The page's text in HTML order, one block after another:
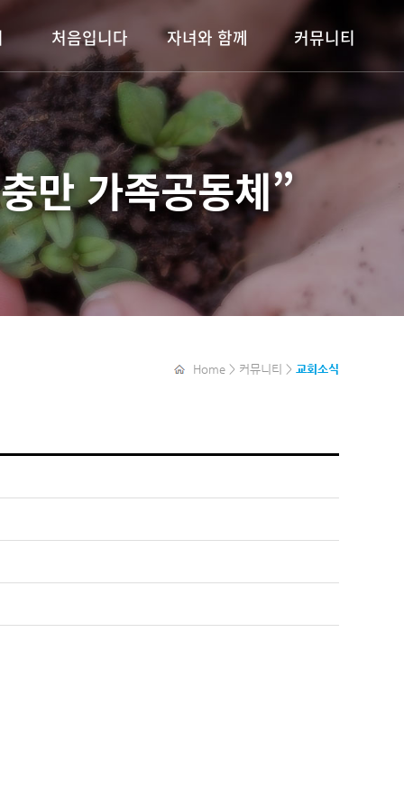
회
처음입니다
예배안내
목장안내
알파(ALPHA)
자녀와 함께
이룸키즈
이룸틴즈
청소년부
청년부
커뮤니티
행사안내
갤러리
만 가족공동체”
Home > 커뮤니티 > 교회소식